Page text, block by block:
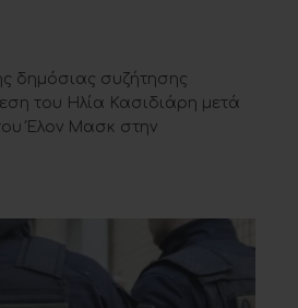
δημόσιας συζήτησης
του Ηλία Κασιδιάρη μετά
Έλον Μασκ στην